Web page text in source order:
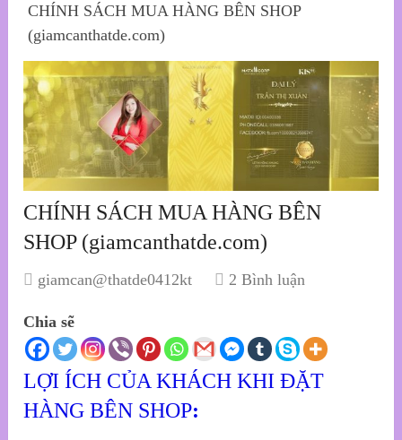
CHÍNH SÁCH MUA HÀNG BÊN SHOP
(giamcanthatde.com)
CHÍNH SÁCH MUA HÀNG BÊN
SHOP (giamcanthatde.com)
giamcan@thatde0412kt 2 Bình luận
Chia sẽ
LỢI ÍCH CỦA KHÁCH KHI ĐẶT
HÀNG BÊN SHOP: